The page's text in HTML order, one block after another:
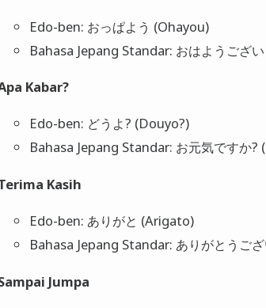
Edo-ben: おっぱよう (Ohayou)
Bahasa Jepang Standar: おはようござ
Kabar?
Edo-ben: どうよ? (Douyo?)
Bahasa Jepang Standar: お元気ですか?
Kasih
Edo-ben: ありがと (Arigato)
Bahasa Jepang Standar: ありがとうご
Jumpa